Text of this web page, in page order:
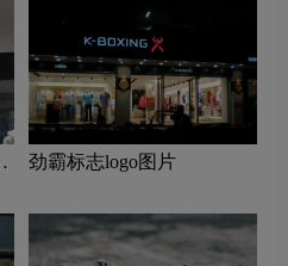
劲霸标志logo图片